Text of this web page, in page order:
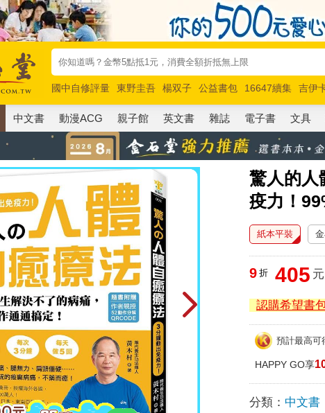
國中自修評量 東野圭吾 楊双子 公益書包 16647續集 吉伊
唯紅花綻放
奧德賽 路邊攤新作 馬斯克 玩具總動員5 超慢跑
中文書 動漫ACG 親子館 英文書 雜誌 電子書 文具
驚人的人
疫力！
紙本平裝
9 折 405 元
認購希望書
預計最高可
HAPPY GO享
分類： 中文書